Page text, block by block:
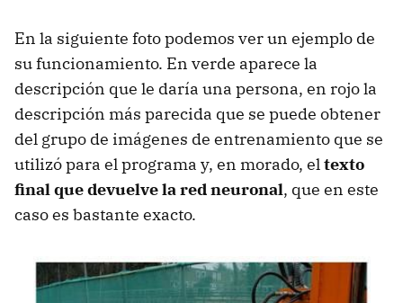
En la siguiente foto podemos ver un ejemplo de
su funcionamiento. En verde aparece la
descripción que le daría una persona, en rojo la
descripción más parecida que se puede obtener
del grupo de imágenes de entrenamiento que se
utilizó para el programa y, en morado, eltexto
final que devuelve la red neuronal, que en este
caso es bastante exacto.